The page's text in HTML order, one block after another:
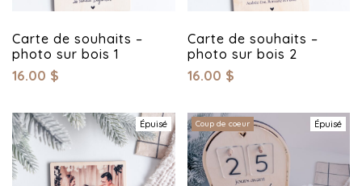
Carte de souhaits –
photo sur bois 1
16.00 $
Carte de souhaits –
photo sur bois 2
16.00 $
Épuisé Coup de coeur Épuisé